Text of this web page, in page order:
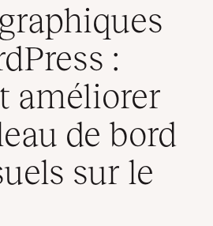
:
améliorer
de bord
sur le